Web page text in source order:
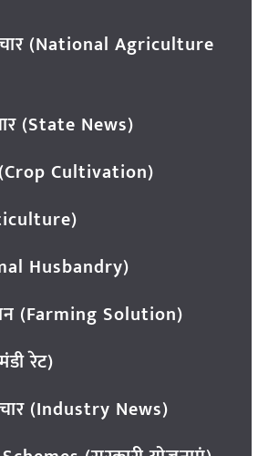
(National Agriculture
(State News)
Cultivation)
Husbandry)
(Farming Solution)
रेट)
(Industry News)